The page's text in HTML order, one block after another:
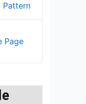
Pattern
Page